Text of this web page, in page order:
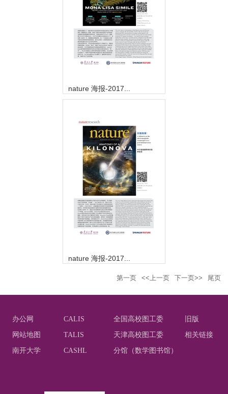
nature 海报-2017...
nature 海报-2017...
第一页 <<上一页 下一页>> 尾页
办公网 CALIS 全国高校图工委 旧版
网站地图 TALIS 天津高校图工委 相关链接
南开大学 CASHL 分馆（数学图书馆）